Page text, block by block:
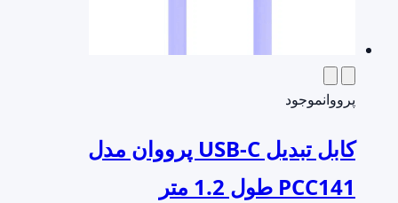
پرووانموجود
کابل تبدیل USB-C پرووان مدل
PCC141 طول 1.2 متر